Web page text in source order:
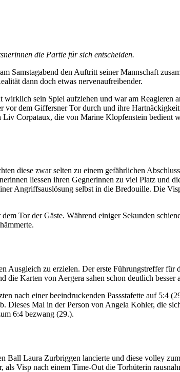
die Partie für sich entscheiden.
Samstagabend den Auftritt seiner Mannschaft
dann doch etwas nervenaufreibender.
sein Spiel aufziehen und war am Reagieren
vor dem Giffersner Tor durch und ihre
Corpataux, die von Marine Klopfenstein bedient
diese zwar selten zu einem gefährlichen
liessen ihren Gegnerinnen zu viel Platz und
Angriffsauslösung selbst in die Bredouille. Die
Tor der Gäste. Während einiger Sekunden
Ausgleich zu erzielen. Der erste Führungstreffer
die Karten von Aergera sahen schon deutlich besser
nach einer beeindruckenden Passstafette auf 5:4
Mal in der Person von Angela Kohler, die
6:4 bezwang (29.).
Ball Laura Zurbriggen lancierte und diese volley
Visp nach einem Time-Out die Torhüterin